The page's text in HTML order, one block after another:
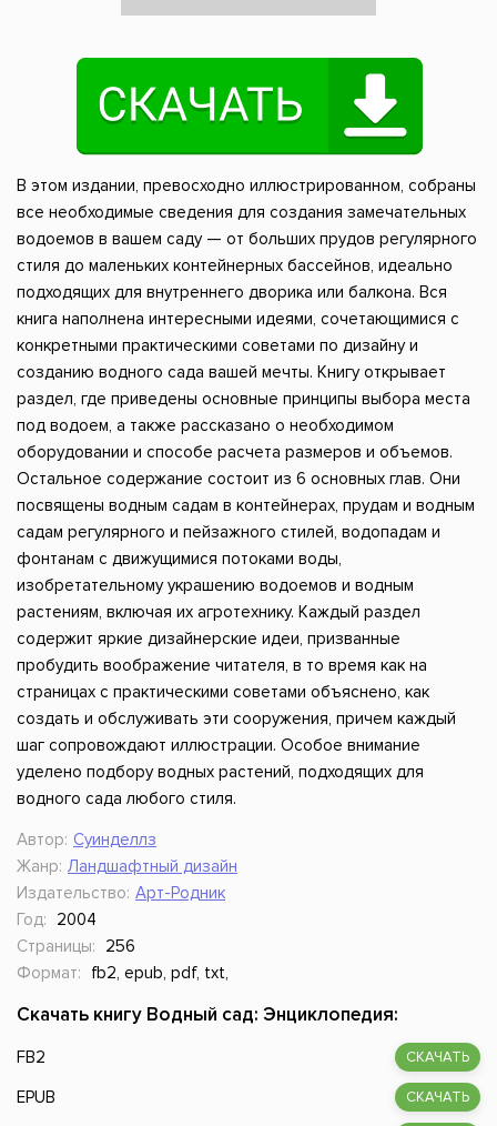
В этом издании, превосходно иллюстрированном, собраны
все необходимые сведения для создания замечательных
водоемов в вашем саду — от больших прудов регулярного
стиля до маленьких контейнерных бассейнов, идеально
подходящих для внутреннего дворика или балкона. Вся
книга наполнена интересными идеями, сочетающимися с
конкретными практическими советами по дизайну и
созданию водного сада вашей мечты. Книгу открывает
раздел, где приведены основные принципы выбора места
под водоем, а также рассказано о необходимом
оборудовании и способе расчета размеров и объемов.
Остальное содержание состоит из 6 основных глав. Они
посвящены водным садам в контейнерах, прудам и водным
садам регулярного и пейзажного стилей, водопадам и
фонтанам с движущимися потоками воды,
изобретательному украшению водоемов и водным
растениям, включая их агротехнику. Каждый раздел
содержит яркие дизайнерские идеи, призванные
пробудить воображение читателя, в то время как на
страницах с практическими советами объяснено, как
создать и обслуживать эти сооружения, причем каждый
шаг сопровождают иллюстрации. Особое внимание
уделено подбору водных растений, подходящих для
водного сада любого стиля.
Автор: Суинделлз
Жанр: Ландшафтный дизайн
Издательство: Арт-Родник
Год:
2004
Страницы:
256
Формат:
fb2, epub, pdf, txt,
Скачать книгу Водный сад: Энциклопедия:
FB2 СКАЧАТЬ
EPUB СКАЧАТЬ